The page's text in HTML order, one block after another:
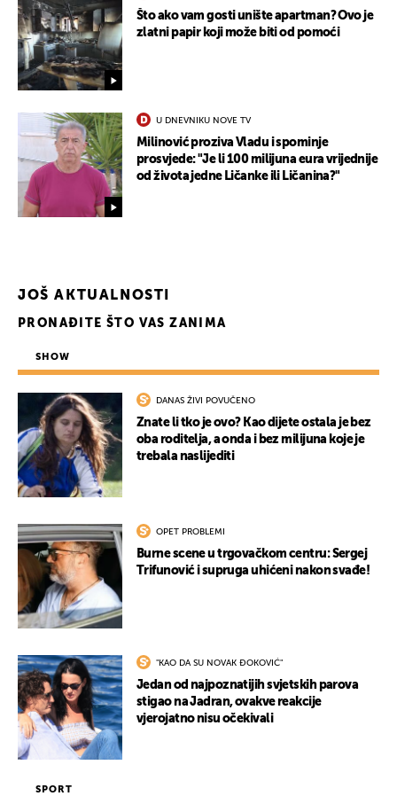
Što ako vam gosti unište apartman? Ovo je
zlatni papir koji može biti od pomoći
U DNEVNIKU NOVE TV
Milinović proziva Vladu i spominje
prosvjede: "Je li 100 milijuna eura vrijednije
od života jedne Ličanke ili Ličanina?"
JOŠ AKTUALNOSTI
PRONAĐITE ŠTO VAS ZANIMA
SHOW
DANAS ŽIVI POVUČENO
Znate li tko je ovo? Kao dijete ostala je bez
oba roditelja, a onda i bez milijuna koje je
trebala naslijediti
OPET PROBLEMI
Burne scene u trgovačkom centru: Sergej
Trifunović i supruga uhićeni nakon svađe!
"KAO DA SU NOVAK ĐOKOVIĆ"
Jedan od najpoznatijih svjetskih parova
stigao na Jadran, ovakve reakcije
vjerojatno nisu očekivali
SPORT